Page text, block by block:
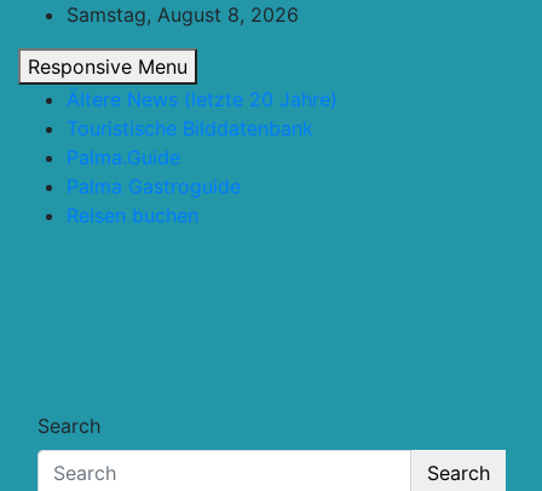
content
Samstag, August 8, 2026
Responsive Menu
Ältere News (letzte 20 Jahre)
Touristische Bilddatenbank
Palma.Guide
Palma Gastroguide
Reisen buchen
Search
Search